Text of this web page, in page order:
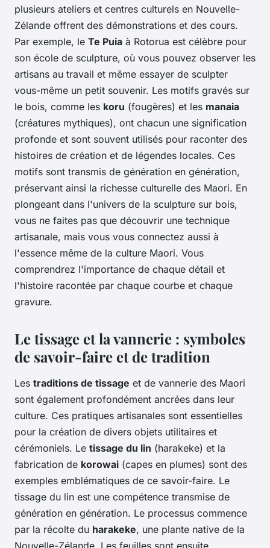
plusieurs ateliers et centres culturels en Nouvelle-
Zélande offrent des démonstrations et des cours.
Par exemple, le Te Puia à Rotorua est célèbre pour
son école de sculpture, où vous pouvez observer les
artisans au travail et même essayer de sculpter
vous-même un petit souvenir. Les motifs gravés sur
le bois, comme les koru (fougères) et les manaia
(créatures mythiques), ont chacun une signification
profonde et sont souvent utilisés pour raconter des
histoires de création et de légendes locales. Ces
motifs sont transmis de génération en génération,
préservant ainsi la richesse culturelle des Maori. En
plongeant dans l'univers de la sculpture sur bois,
vous ne faites pas que découvrir une technique
artisanale, mais vous vous connectez aussi à
l'essence même de la culture Maori. Vous
comprendrez l'importance de chaque détail et
l'histoire racontée par chaque courbe et chaque
gravure.
Le tissage et la vannerie : symboles
de savoir-faire et de tradition
Les traditions de tissage et de vannerie des Maori
sont également profondément ancrées dans leur
culture. Ces pratiques artisanales sont essentielles
pour la création de divers objets utilitaires et
cérémoniels. Le tissage du lin (harakeke) et la
fabrication de korowai (capes en plumes) sont des
exemples emblématiques de ce savoir-faire. Le
tissage du lin est une compétence transmise de
génération en génération. Le processus commence
par la récolte du harakeke, une plante native de la